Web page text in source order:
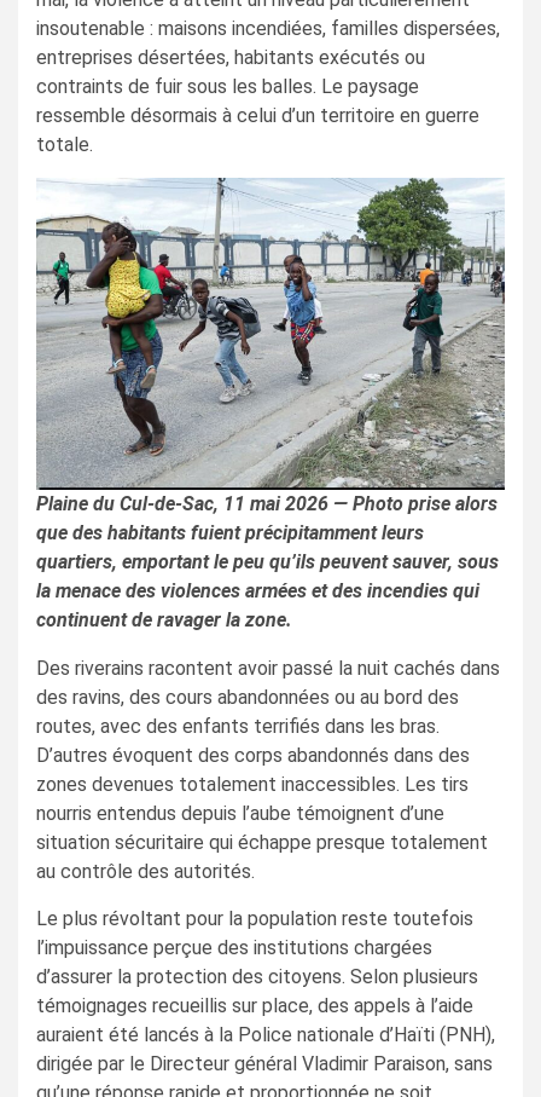
insoutenable : maisons incendiées, familles dispersées,
entreprises désertées, habitants exécutés ou
contraints de fuir sous les balles. Le paysage
ressemble désormais à celui d’un territoire en guerre
totale.
Plaine du Cul-de-Sac, 11 mai 2026 — Photo prise alors
que des habitants fuient précipitamment leurs
quartiers, emportant le peu qu’ils peuvent sauver, sous
la menace des violences armées et des incendies qui
continuent de ravager la zone.
Des riverains racontent avoir passé la nuit cachés dans
des ravins, des cours abandonnées ou au bord des
routes, avec des enfants terrifiés dans les bras.
D’autres évoquent des corps abandonnés dans des
zones devenues totalement inaccessibles. Les tirs
nourris entendus depuis l’aube témoignent d’une
situation sécuritaire qui échappe presque totalement
au contrôle des autorités.
Le plus révoltant pour la population reste toutefois
l’impuissance perçue des institutions chargées
d’assurer la protection des citoyens. Selon plusieurs
témoignages recueillis sur place, des appels à l’aide
auraient été lancés à la Police nationale d’Haïti (PNH),
dirigée par le Directeur général Vladimir Paraison, sans